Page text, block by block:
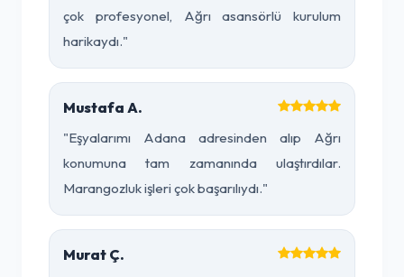
çok profesyonel, Ağrı asansörlü kurulum
harikaydı."
Mustafa A.
"Eşyalarımı Adana adresinden alıp Ağrı
konumuna tam zamanında ulaştırdılar.
Marangozluk işleri çok başarılıydı."
Murat Ç.